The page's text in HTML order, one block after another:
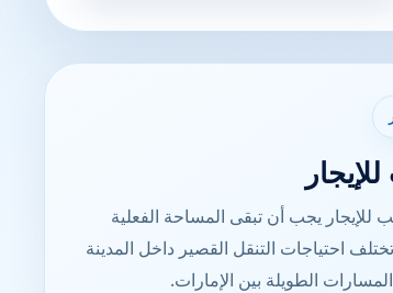
فان 13 راكب للإيجار يجب أن تبقى المساحة الفعلية
احتياجات التنقل القصير داخل المدينة
الطويلة بين الإمارات.